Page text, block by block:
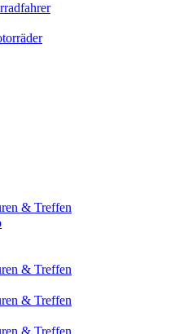
& Treffen
& Treffen
& Treffen
& Treffen